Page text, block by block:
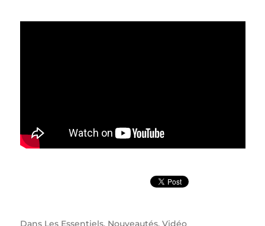
Dans Les Essentiels, Nouveautés, Vidéo